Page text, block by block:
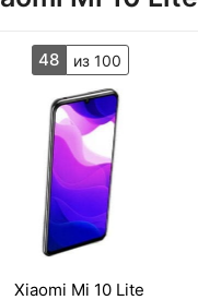
48 из 100
Xiaomi Mi 10 Lite